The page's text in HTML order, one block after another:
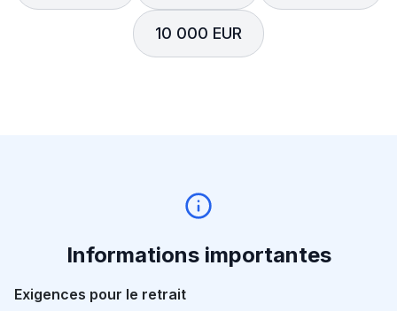
10 000 EUR
Informations importantes
Exigences pour le retrait